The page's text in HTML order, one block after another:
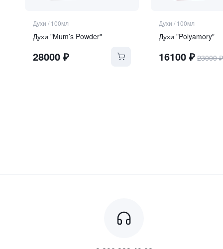
Духи / 100мл
Духи "Mum’s Powder"
28000₽
Духи / 100мл
Духи "Polyamory"
16100 ₽ 23000₽